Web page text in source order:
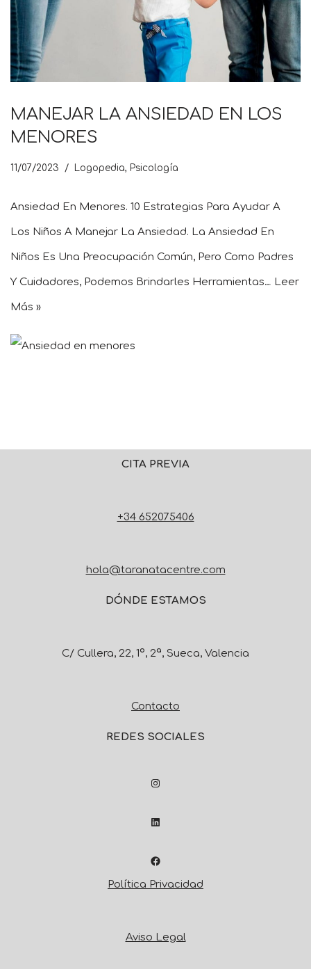
MANEJAR LA ANSIEDAD EN LOS
MENORES
11/07/2023 Logopedia, Psicología
Ansiedad En Menores. 10 Estrategias Para Ayudar A
Los Niños A Manejar La Ansiedad. La Ansiedad En
Niños Es Una Preocupación Común, Pero Como Padres
Y Cuidadores, Podemos Brindarles Herramientas… Leer
Más »
CITA PREVIA
+34 652075406
hola@taranatacentre.com
DÓNDE ESTAMOS
C/ Cullera, 22, 1º, 2ª, Sueca, Valencia
Contacto
REDES SOCIALES
Política Privacidad
Aviso Legal